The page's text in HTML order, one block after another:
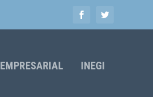
EMPRESARIAL INEGI